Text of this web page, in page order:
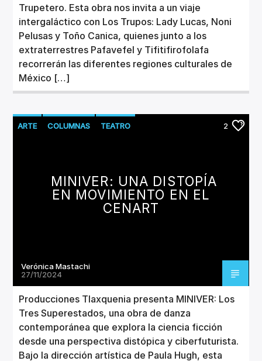
Trupetero. Esta obra nos invita a un viaje
intergaláctico con Los Trupos: Lady Lucas, Noni
Pelusas y Toño Canica, quienes junto a los
extraterrestres Pafavefel y Tifitifirofolafa
recorrerán las diferentes regiones culturales de
México […]
ARTE COLUMNAS TEATRO 2
MINIVER: UNA DISTOPÍA
EN MOVIMIENTO EN EL
CENART
Verónica Mastachi
27/11/2024
Producciones Tlaxquenia presenta MINIVER: Los
Tres Superestados, una obra de danza
contemporánea que explora la ciencia ficción
desde una perspectiva distópica y ciberfuturista.
Bajo la dirección artística de Paula Hugh, esta